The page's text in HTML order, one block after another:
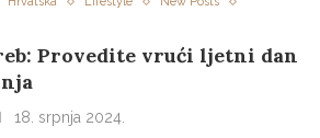
Provedite vrući ljetni dan
18. srpnja 2024.